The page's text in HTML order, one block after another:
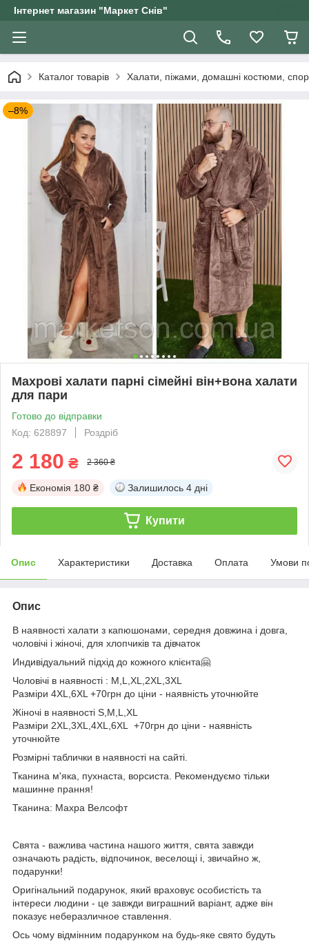
Інтернет магазин "Маркет Снів"
Каталог товарів Халати, піжами, домашні костюми,
–8%
Махрові халати парні сімейні він+вона халати
для пари
Готово до відправки
Код: 628897
Роздріб
2 180 ₴ 2 360 ₴
Економія 180 ₴ Залишилось 4 дні
Купити
Опис Характеристики Доставка Оплата Умови
Опис
В наявності халати з капюшонами, середня довжина і довга,
чоловічі і жіночі, для хлопчиків та дівчаток
Индивідуальний підхід до кожного клієнта🤗
Чоловічі в наявності : M,L,XL,2XL,3XL
Разміри 4XL,6XL +70грн до ціни - наявність уточнюйте
Жіночі в наявності S,M,L,XL
Разміри 2XL,3XL,4XL,6XL +70грн до ціни - наявність
уточнюйте
Розмірні таблички в наявності на сайті.
Тканина м'яка, пухнаста, ворсиста. Рекомендуємо тільки
машинне прання!
Тканина: Махра Велсофт
Свята - важлива частина нашого життя, свята завжди
означають радість, відпочинок, веселощі і, звичайно ж,
подарунки!
Оригінальний подарунок, який враховує особистість та
інтереси людини - це завжди виграшний варіант, адже він
показує неберазличное ставлення.
Ось чому відмінним подарунком на будь-яке свято будуть